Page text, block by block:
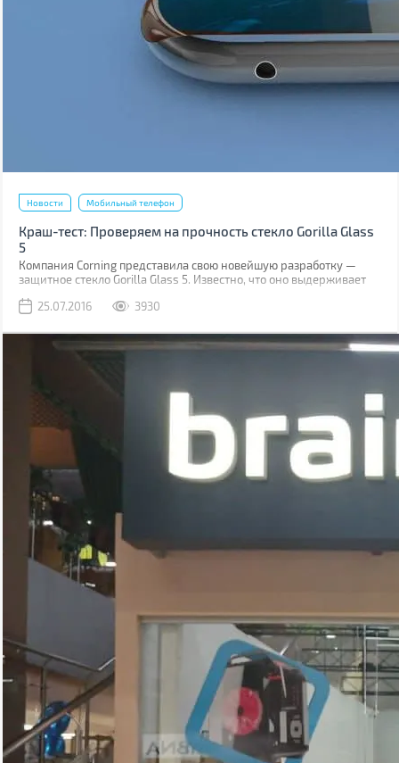
Новости Мобильный телефон
Краш-тест: Проверяем на прочность стекло Gorilla Glass
5
Компания Corning представила свою новейшую разработку —
защитное стекло Gorilla Glass 5. Известно, что оно выдерживает
Как правило, большинство из них происходит при фотосессиях
25.07.2016 3930